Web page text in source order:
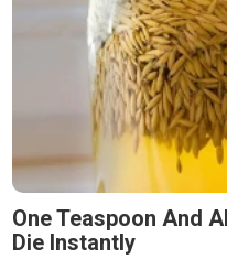
One Teaspoon And
Die Instantly